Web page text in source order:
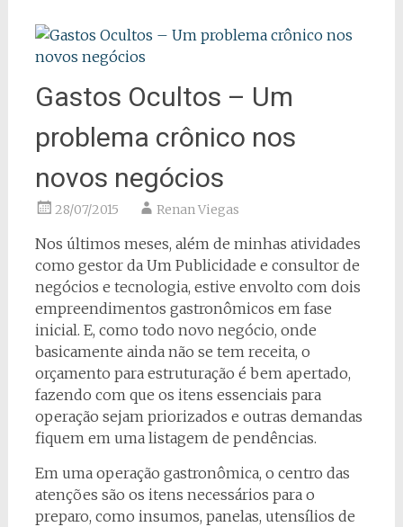
Gastos Ocultos – Um
problema crônico nos
novos negócios
28/07/2015 Renan Viegas
Nos últimos meses, além de minhas atividades
como gestor da Um Publicidade e consultor de
negócios e tecnologia, estive envolto com dois
empreendimentos gastronômicos em fase
inicial. E, como todo novo negócio, onde
basicamente ainda não se tem receita, o
orçamento para estruturação é bem apertado,
fazendo com que os itens essenciais para
operação sejam priorizados e outras demandas
fiquem em uma listagem de pendências.
Em uma operação gastronômica, o centro das
atenções são os itens necessários para o
preparo, como insumos, panelas, utensílios de